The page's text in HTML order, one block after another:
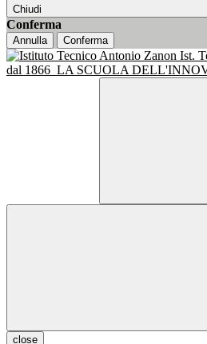
Chiudi
Conferma
Annulla Conferma
Ist.
dal 1866 LA SCUOLA
close